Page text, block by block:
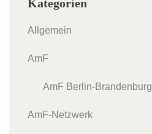
Kategorien
Allgemein
AmF
AmF Berlin-Brandenburg
AmF-Netzwerk